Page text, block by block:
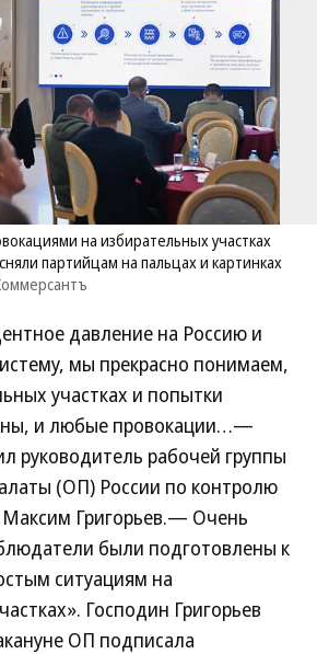
на избирательных участках
партийцам на пальцах и картинках
давление на Россию и
мы прекрасно понимаем,
участках и попытки
и любые провокации…—
руководитель рабочей группы
(ОП) России по контролю
Максим Григорьев.— Очень
были подготовлены к
ситуациям на
Господин Григорьев
ОП подписала